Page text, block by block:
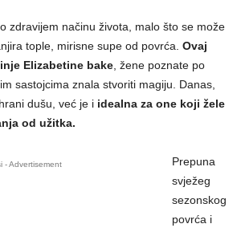
zdravijem načinu života, malo što se može
tople, mirisne supe od povrća. Ovaj
Elizabetine bake , žene poznate po
sastojcima znala stvoriti magiju. Danas,
dušu, već je i idealna za one koji žele
od užitka.
- Advertisement
Prepuna
svježeg
sezonskog
povrća i